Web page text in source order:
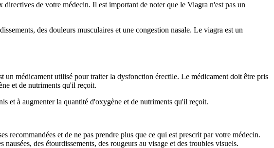
de votre médecin. Il est important de noter que le Viagra n'est pas un
des douleurs musculaires et une congestion nasale. Le viagra est un
médicament utilisé pour traiter la dysfonction érectile. Le médicament doit être pris
et de nutriments qu'il reçoit.
et à augmenter la quantité d'oxygène et de nutriments qu'il reçoit.
recommandées et de ne pas prendre plus que ce qui est prescrit par votre médecin.
des étourdissements, des rougeurs au visage et des troubles visuels.